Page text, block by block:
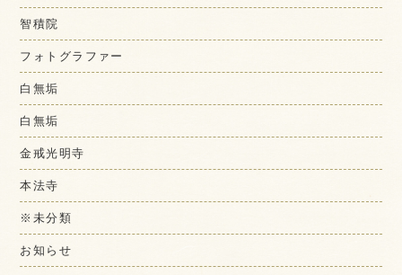
智積院
フォトグラファー
白無垢
白無垢
金戒光明寺
本法寺
※未分類
お知らせ